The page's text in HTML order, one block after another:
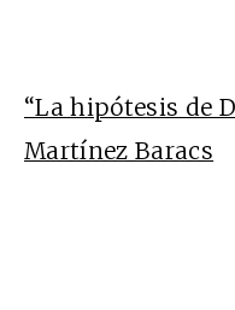
“La hipótesis de
Martínez Baracs